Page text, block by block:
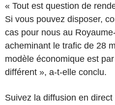
« Tout est question de
Si vous pouvez disposer,
cas pour nous au
acheminant le trafic de 28
modèle économique est
différent », a-t-elle conclu.
Suivez la diffusion en